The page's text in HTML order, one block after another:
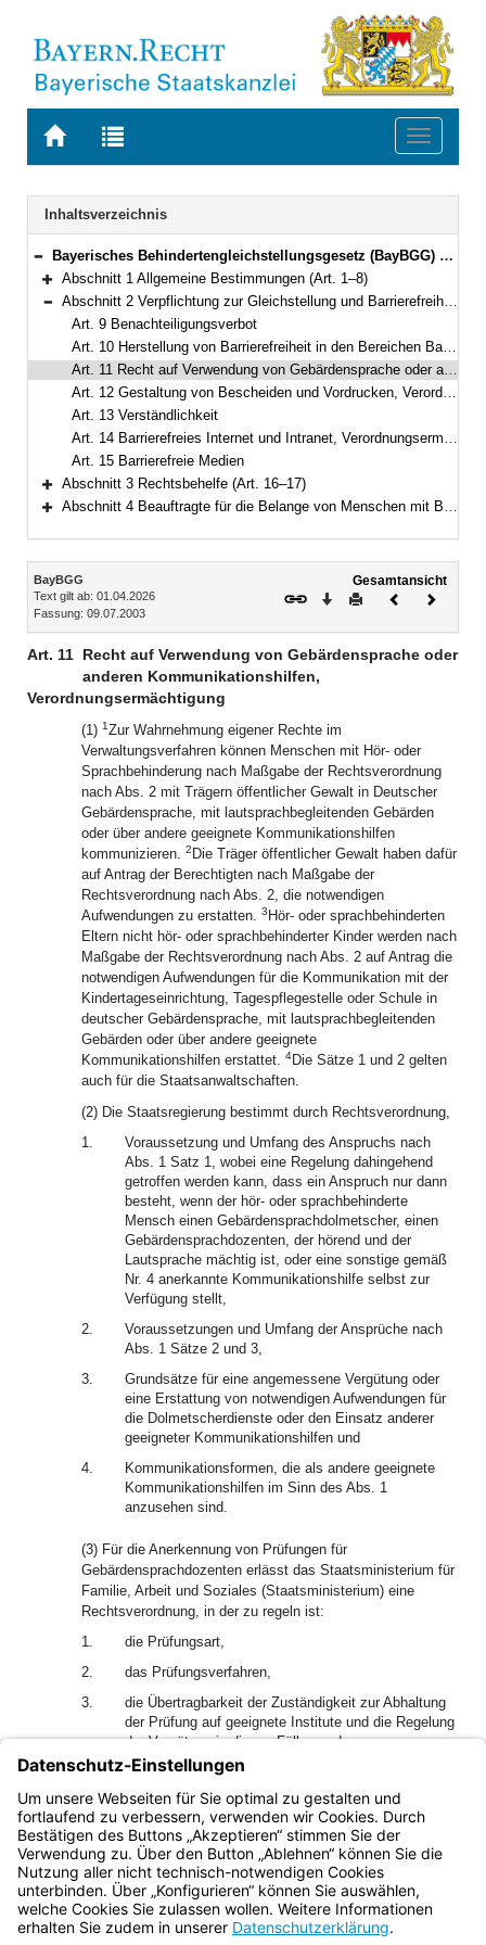
Zur
BAYERN.RECHT
Zur
letzten
Suche
Toggle
Navigation
Inhaltsverzeichnis
Bereich reduzieren
Bayerisches Behindertengleichstellungsgesetz (BayBGG) Vom 9. Juli 2003 (GVBl. S. 419) BayRS 805-9-A (Art. 1–20)
Bereich erweitern
Abschnitt 1 Allgemeine Bestimmungen (Art. 1–8)
Bereich reduzieren
Abschnitt 2 Verpflichtung zur Gleichstellung und Barrierefreiheit (Art. 9–15)
Art. 9 Benachteiligungsverbot
Art. 10 Herstellung von Barrierefreiheit in den Bereichen Bau und Verkehr
Art. 11 Recht auf Verwendung von Gebärdensprache oder anderen Kommunikationshilfen, Verordnungsermächtigung
Art. 12 Gestaltung von Bescheiden und Vordrucken, Verordnungsermächtigung
Art. 13 Verständlichkeit
Art. 14 Barrierefreies Internet und Intranet, Verordnungsermächtigung
Art. 15 Barrierefreie Medien
Bereich erweitern
Abschnitt 3 Rechtsbehelfe (Art. 16–17)
Abschnitt 4 Beauftragte für die Belange von Menschen mit Behinderung; Landesbehindertenrat (Art. 18–20)
Inhalt
BayBGG
Text gilt ab: 01.04.2026
Fassung: 09.07.2003
Gesamtansicht
Download
DruckenVorheriges
Art. 11 Recht auf Verwendung von Gebärdensprache oder
anderen Kommunikationshilfen,
Verordnungsermächtigung
(1) 1Zur Wahrnehmung eigener Rechte im
Verwaltungsverfahren können Menschen mit Hör- oder
Sprachbehinderung nach Maßgabe der Rechtsverordnung
nach Abs. 2 mit Trägern öffentlicher Gewalt in Deutscher
Gebärdensprache, mit lautsprachbegleitenden Gebärden
oder über andere geeignete Kommunikationshilfen
kommunizieren. 2 Die Träger öffentlicher Gewalt haben dafür
auf Antrag der Berechtigten nach Maßgabe der
Rechtsverordnung nach Abs. 2, die notwendigen
Aufwendungen zu erstatten. 3 Hör- oder sprachbehinderten
Eltern nicht hör- oder sprachbehinderter Kinder werden nach
Maßgabe der Rechtsverordnung nach Abs. 2 auf Antrag die
notwendigen Aufwendungen für die Kommunikation mit der
Kindertageseinrichtung, Tagespflegestelle oder Schule in
deutscher Gebärdensprache, mit lautsprachbegleitenden
Gebärden oder über andere geeignete
Kommunikationshilfen erstattet. 4Die Sätze 1 und 2 gelten
auch für die Staatsanwaltschaften.
(2) Die Staatsregierung bestimmt durch Rechtsverordnung,
1.
Voraussetzung und Umfang des Anspruchs nach
Abs. 1 Satz 1, wobei eine Regelung dahingehend
getroffen werden kann, dass ein Anspruch nur dann
besteht, wenn der hör- oder sprachbehinderte
Mensch einen Gebärdensprachdolmetscher, einen
Gebärdensprachdozenten, der hörend und der
Lautsprache mächtig ist, oder eine sonstige gemäß
Nr. 4 anerkannte Kommunikationshilfe selbst zur
Verfügung stellt,
2.
Voraussetzungen und Umfang der Ansprüche nach
Abs. 1 Sätze 2 und 3,
3.
Grundsätze für eine angemessene Vergütung oder
eine Erstattung von notwendigen Aufwendungen für
die Dolmetscherdienste oder den Einsatz anderer
geeigneter Kommunikationshilfen und
4.
Kommunikationsformen, die als andere geeignete
Kommunikationshilfen im Sinn des Abs. 1
anzusehen sind.
(3) Für die Anerkennung von Prüfungen für
Gebärdensprachdozenten erlässt das Staatsministerium für
Familie, Arbeit und Soziales (Staatsministerium) eine
Rechtsverordnung, in der zu regeln ist:
1.
die Prüfungsart,
2.
das Prüfungsverfahren,
3.
die Übertragbarkeit der Zuständigkeit zur Abhaltung
der Prüfung auf geeignete Institute und die Regelung
der Vergütung in diesen Fällen und
4.
die Voraussetzungen der Anerkennung von bereits
tätigen Gebärdensprachdozenten ohne Ablegung der
Prüfung.
Bayern.de
BayernPortal